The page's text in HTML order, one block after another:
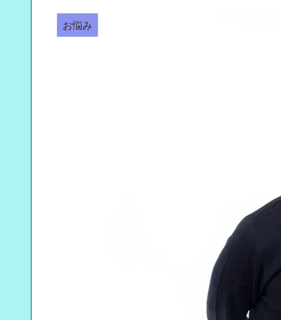
お悩み